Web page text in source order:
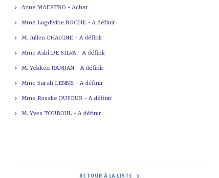
Anne MAESTRO - Achat
Mme Lugdivine ROCHE - A définir
M. Julien CHAIGNE - A définir
Mme Asiri DE SILVA - A définir
M. Yekken RAMJAN - A définir
Mme Sarah LENNE - A définir
Mme Rosalie DUFOUR - A définir
M. Yves TOUBOUL - A définir
RETOUR À LA LISTE